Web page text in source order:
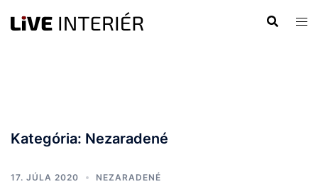
na
Kategória: Nezaradené
17. JÚLA 2020 NEZARADENÉ